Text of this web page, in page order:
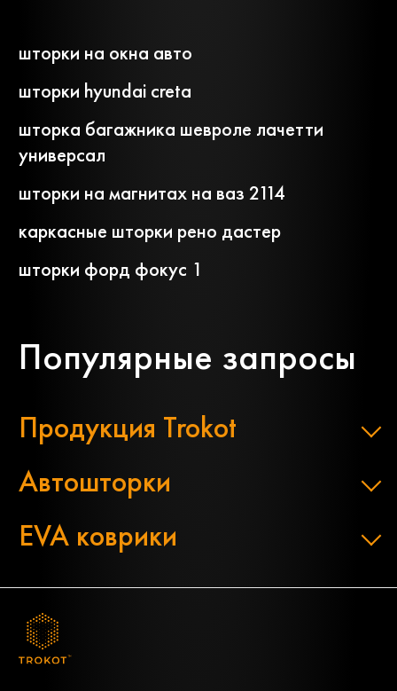
Популярные запросы
Продукция Trokot
Автошторки
EVA коврики
шторки на окна авто
шторки hyundai creta
шторка багажника шевроле лачетти
универсал
шторки на магнитах на ваз 2114
каркасные шторки рено дастер
шторки форд фокус 1